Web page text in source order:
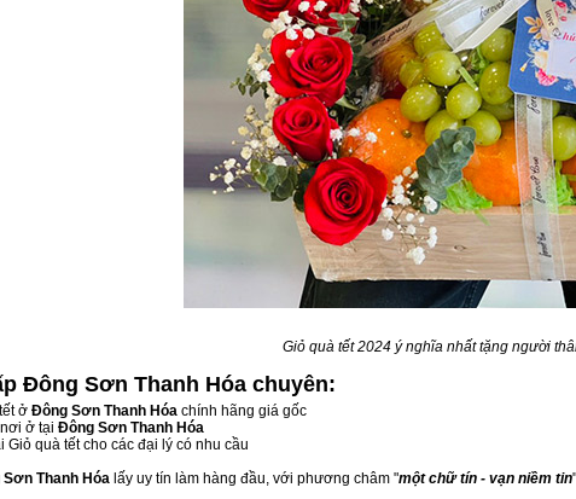
Giỏ quà tết 2024 ý nghĩa nhất tặng người
Đông Sơn Thanh Hóa chuyên:
ở Đông Sơn Thanh Hóa chính hãng giá gốc
ở tại Đông Sơn Thanh Hóa
quà tết cho các đại lý có nhu cầu
Thanh Hóa lấy uy tín làm hàng đầu, với phương châm "một chữ tín - vạn niềm tin